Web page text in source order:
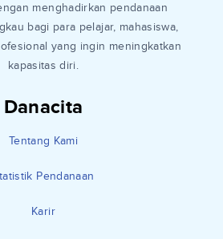
Danacita
Tentang Kami
Pendanaan
Karir
menghadirkan pendanaan
bagi para pelajar, mahasiswa,
yang ingin meningkatkan
kapasitas diri.